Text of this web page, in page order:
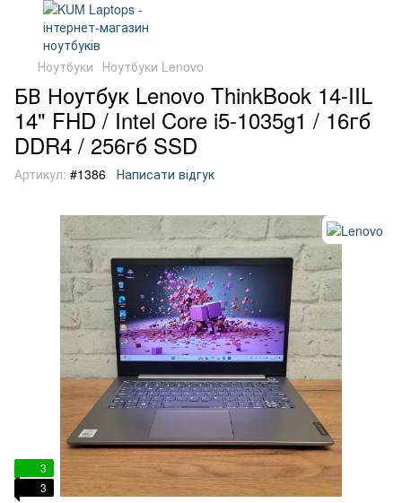
Ноутбуки Ноутбуки Lenovo
БВ Ноутбук Lenovo ThinkBook 14-IIL
14" FHD / Intel Core i5-1035g1 / 16гб
DDR4 / 256гб SSD
Артикул: #1386 Написати відгук
3
3